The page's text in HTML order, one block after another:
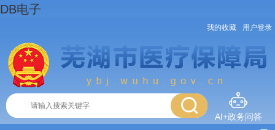
DB电子
我的收藏 用户登录
AI+政务问答